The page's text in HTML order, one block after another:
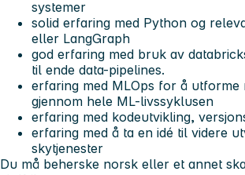
systemer
solid erfaring med Python og
eller LangGraph
god erfaring med bruk av
til ende data-pipelines.
erfaring med MLOps for å
gjennom hele ML-livssyklusen
erfaring med kodeutvikling,
erfaring med å ta en idé til videre
skytjenester
Du må beherske norsk eller et annet